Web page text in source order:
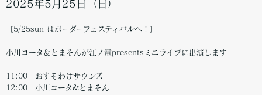
2025年5月25日（日）
【5/25sun はボーダーフェスティバルへ！】
小川コータ＆とまそんが江ノ電presentsミニライブに出演します
11:00 おすそわけサウンズ
12:00 小川コータ&とまそん